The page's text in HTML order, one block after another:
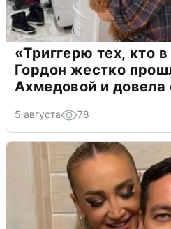
«Триггерю тех, кто
Гордон жестко
Ахмедовой и довела
5 августа 78